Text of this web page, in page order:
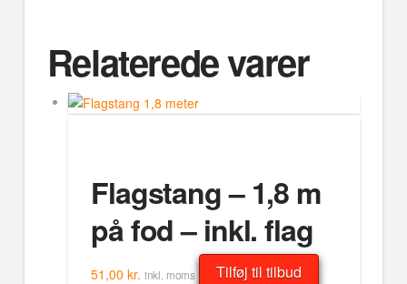
Relaterede varer
Flagstang – 1,8 m
på fod – inkl. flag
51,00kr. inkl. moms Tilføj til tilbud